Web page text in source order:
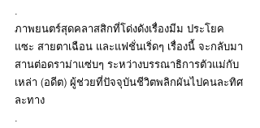
.
ภาพยนตร์สุดคลาสสิกที่โด่งดังเรื่องมีม ประโยค
แซะ สายตาเฉือน และแฟชั่นเริ่ดๆ เรื่องนี้ จะกลับมา
สานต่อดราม่าแซ่บๆ ระหว่างบรรณาธิการตัวแม่กับ
เหล่า (อดีต) ผู้ช่วยที่ปัจจุบันชีวิตพลิกผันไปคนละทิศ
ละทาง
.